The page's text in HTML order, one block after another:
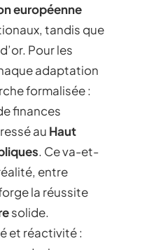
européenne
tandis que
Pour les
adaptation
formalisée :
finances
au Haut
. Ce va-et-
entre
la réussite
solide.
et réactivité :